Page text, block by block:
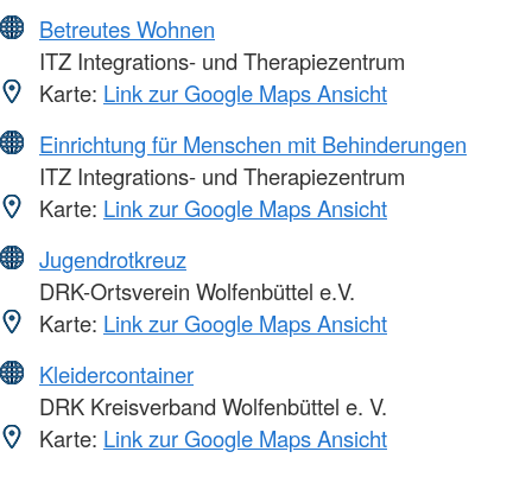
Betreutes Wohnen
ITZ Integrations- und Therapiezentrum
Karte: Link zur Google Maps Ansicht
Einrichtung für Menschen mit Behinderungen
ITZ Integrations- und Therapiezentrum
Karte: Link zur Google Maps Ansicht
Jugendrotkreuz
DRK-Ortsverein Wolfenbüttel e.V.
Karte: Link zur Google Maps Ansicht
Kleidercontainer
DRK Kreisverband Wolfenbüttel e. V.
Karte: Link zur Google Maps Ansicht